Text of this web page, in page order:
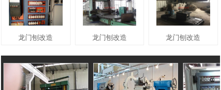
龙门刨改造 龙门刨改造 龙门刨改造